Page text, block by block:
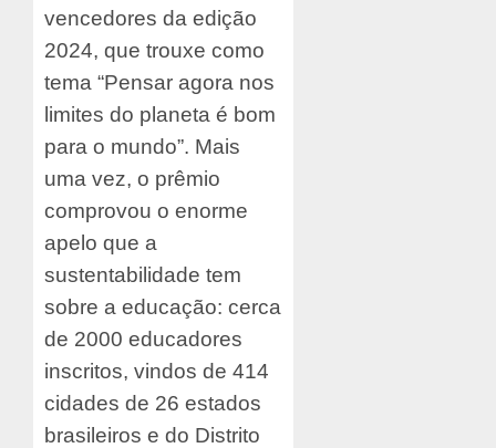
vencedores da edição
2024, que trouxe como
tema “Pensar agora nos
limites do planeta é bom
para o mundo”. Mais
uma vez, o prêmio
comprovou o enorme
apelo que a
sustentabilidade tem
sobre a educação: cerca
de 2000 educadores
inscritos, vindos de 414
cidades de 26 estados
brasileiros e do Distrito